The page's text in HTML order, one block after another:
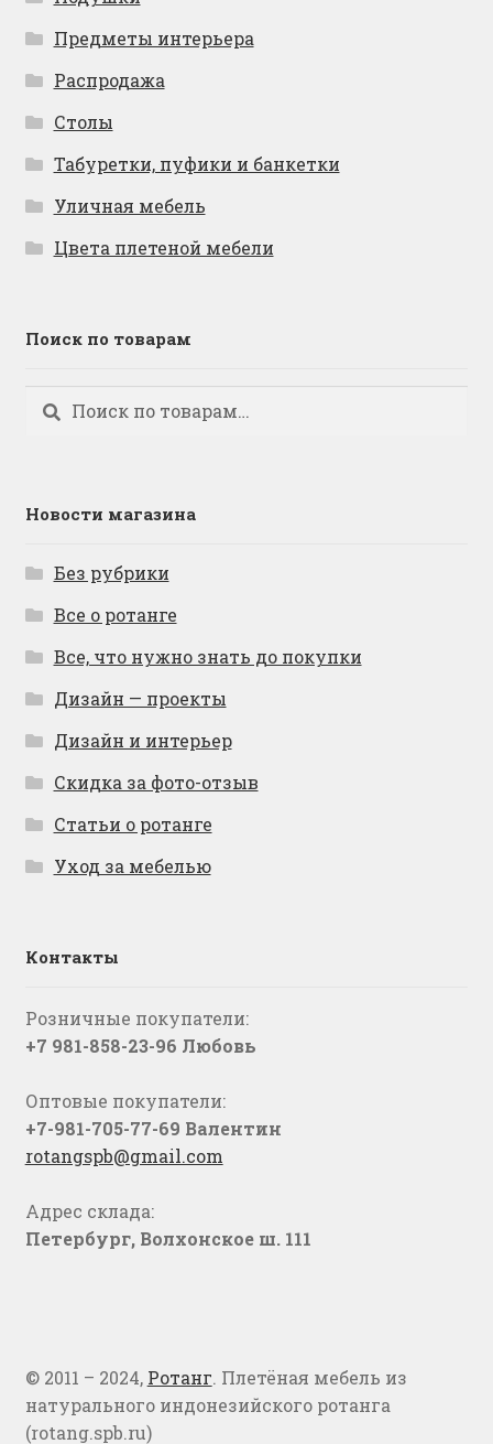
Предметы интерьера
Распродажа
Столы
Табуретки, пуфики и банкетки
Уличная мебель
Цвета плетеной мебели
Поиск по товарам
Искать:
Поиск
Новости магазина
Без рубрики
Все о ротанге
Все, что нужно знать до покупки
Дизайн — проекты
Дизайн и интерьер
Скидка за фото-отзыв
Статьи о ротанге
Уход за мебелью
Контакты
Розничные покупатели:
+7 981-858-23-96 Любовь
Оптовые покупатели:
+7-981-705-77-69 Валентин
rotangspb@gmail.com
Адрес склада:
Петербург, Волхонское ш. 111
© 2011 – 2024, Ротанг. Плетёная мебель из
натурального индонезийского ротанга
(rotang.spb.ru)